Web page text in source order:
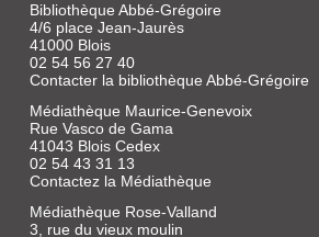
Bibliothèque Abbé-Grégoire
4/6 place Jean-Jaurès
41000 Blois
02 54 56 27 40
Contacter la bibliothèque Abbé-Grégoire
Médiathèque Maurice-Genevoix
Rue Vasco de Gama
41043 Blois Cedex
02 54 43 31 13
Contactez la Médiathèque
Médiathèque Rose-Valland
3, rue du vieux moulin